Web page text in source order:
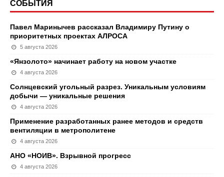
СОБЫТИЯ
Павел Маринычев рассказал Владимиру Путину о
приоритетных проектах АЛРОСА
5 августа 2026
«Янзолото» начинает работу на новом участке
4 августа 2026
Солнцевский угольный разрез. Уникальным условиям
добычи — уникальные решения
4 августа 2026
Применение разработанных ранее методов и средств
вентиляции в метрополитене
4 августа 2026
АНО «НОИВ». Взрывной прогресс
4 августа 2026